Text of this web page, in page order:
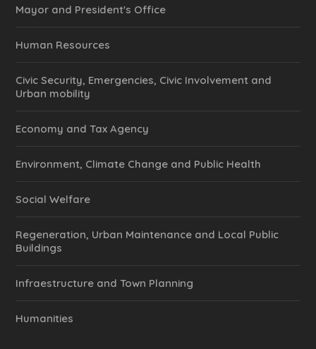
Mayor and President's Office
Human Resources
Civic Security, Emergencies, Civic Involvement and
Urban mobility
Economy and Tax Agency
Environment, Climate Change and Public Health
Social Welfare
Regeneration, Urban Maintenance and Local Public
Buildings
Infraestructure and Town Planning
Humanities